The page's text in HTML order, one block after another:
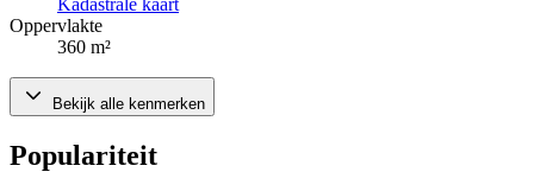
Kadastrale kaart
Oppervlakte
360 m²
Bekijk alle kenmerken
Populariteit